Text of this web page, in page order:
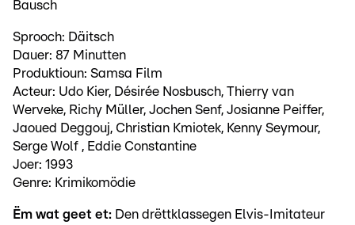
Bausch
Sprooch: Däitsch
Dauer: 87 Minutten
Produktioun: Samsa Film
Acteur: Udo Kier, Désirée Nosbusch, Thierry van
Werveke, Richy Müller, Jochen Senf, Josianne Peiffer,
Jaoued Deggouj, Christian Kmiotek, Kenny Seymour,
Serge Wolf , Eddie Constantine
Joer: 1993
Genre: Krimikomödie
Ëm wat geet et: Den drëttklassegen Elvis-Imitateur